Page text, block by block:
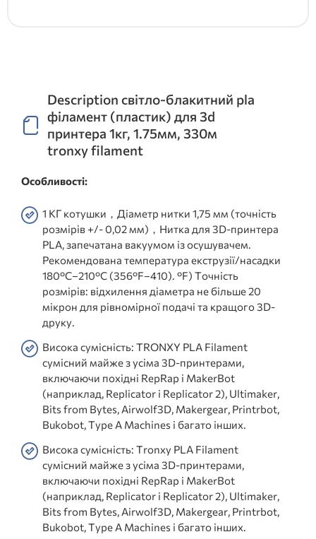
Description світло-блакитний pla
філамент (пластик) для 3d
принтера 1кг, 1.75мм, 330м
tronxy filament
Особливості:
1 КГ котушки，Діаметр нитки 1,75 мм (точність
розмірів +/- 0,02 мм)，Нитка для 3D-принтера
PLA, запечатана вакуумом із осушувачем.
Рекомендована температура екструзії/насадки
180°C–210°C (356°F–410). °F) Точність
розмірів: відхилення діаметра не більше 20
мікрон для рівномірної подачі та кращого 3D-
друку.
Висока сумісність: TRONXY PLA Filament
сумісний майже з усіма 3D-принтерами,
включаючи похідні RepRap і MakerBot
(наприклад, Replicator і Replicator 2), Ultimaker,
Bits from Bytes, Airwolf3D, Makergear, Printrbot,
Bukobot, Type A Machines і багато інших.
Висока сумісність: Tronxy PLA Filament
сумісний майже з усіма 3D-принтерами,
включаючи похідні RepRap і MakerBot
(наприклад, Replicator і Replicator 2), Ultimaker,
Bits from Bytes, Airwolf3D, Makergear, Printrbot,
Bukobot, Type A Machines і багато інших.